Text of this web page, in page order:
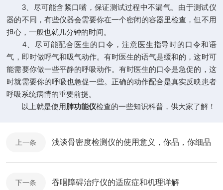
3、尽可能含紧口嘴，保证测试过程中不漏气。由于测试仪
器的不同，有些仪器会需要你在一个密闭的容器里检查，但不用
担心，一般也就几分钟的时间。
4、尽可能配合医生的口令，注意医生指导时的口令和语
气，即时做呼气和吸气动作。有时医生的语气是缓和的，这时可
能需要你做一些平静的呼吸动作。有时医生的口令是急促的，这
时就需要你的呼吸也急促一些。正确的动作配合是真实反映患者
呼吸系统病情的重要前提。
以上就是使用肺功能仪检查的一些知识科普，供大家了解！
上一条 浅谈骨密度检测仪的使用意义，你品，你细品
下一条 吞咽障碍治疗仪的适应症和机理详解